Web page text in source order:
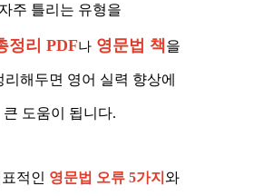
자주 틀리는 유형을
정리 PDF나 영문법 책을
리해두면 영어 실력 향상에
큰 도움이 됩니다.
적인 영문법 오류 5가지 와